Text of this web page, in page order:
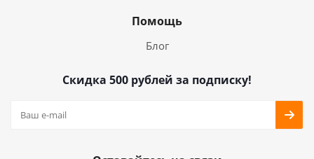
Помощь
Блог
Скидка 500 рублей за подписку!